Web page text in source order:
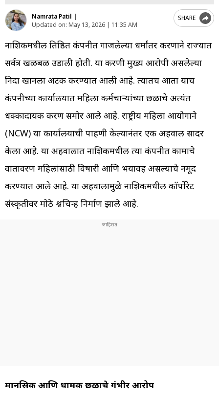
Namrata Patil |
Updated on: May 13, 2026 | 11:35 AM
SHARE
नाशिकमधील प्रतिष्ठित कंपनीत गाजलेल्या धर्मांतर प्रकरणाने राज्यात
सर्वत्र खळबळ उडाली होती. या प्रकरणी मुख्य आरोपी असलेल्या
निदा खानला अटक करण्यात आली आहे. त्यातच आता याच
कंपनीच्या कार्यालयात महिला कर्मचाऱ्यांच्या छळाचे अत्यंत
धक्कादायक प्रकरण समोर आले आहे. राष्ट्रीय महिला आयोगाने
(NCW) या कार्यालयाची पाहणी केल्यानंतर एक अहवाल सादर
केला आहे. या अहवालात नाशिकमधील त्या कंपनीत कामाचे
वातावरण महिलांसाठी विषारी आणि भयावह असल्याचे नमूद
करण्यात आले आहे. या अहवालामुळे नाशिकमधील कॉर्पोरेट
संस्कृतीवर मोठे प्रश्नचिन्ह निर्माण झाले आहे.
मानसिक आणि धार्मिक छळाचे गंभीर आरोप